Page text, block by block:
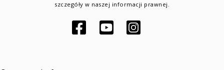
szczegóły w naszej informacji prawnej.
FacebookYouTube